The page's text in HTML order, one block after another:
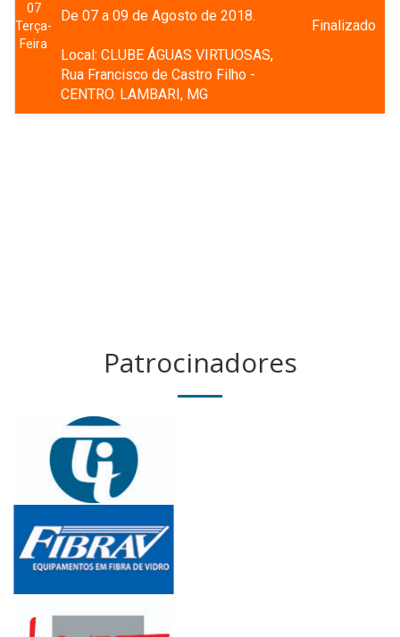
07
Terça-
Feira
De 07 a 09 de Agosto de 2018.
Local: CLUBE ÁGUAS VIRTUOSAS,
Rua Francisco de Castro Filho -
CENTRO. LAMBARI, MG
Finalizado
Patrocinadores